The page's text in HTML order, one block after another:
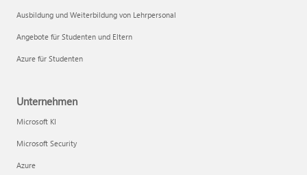
Ausbildung und Weiterbildung von Lehrpersonal
Angebote für Studenten und Eltern
Azure für Studenten
Unternehmen
Microsoft KI
Microsoft Security
Azure